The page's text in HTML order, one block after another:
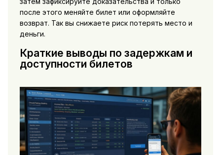
после этого меняйте билет или оформляйте
возврат. Так вы снижаете риск потерять место и
деньги.
Краткие выводы по задержкам и
доступности билетов